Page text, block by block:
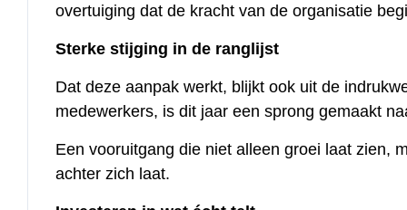
overtuiging dat de kracht van de organisatie
Sterke stijging in de ranglijst
Dat deze aanpak werkt, blijkt ook uit de
medewerkers, is dit jaar een sprong gemaakt
Een vooruitgang die niet alleen groei laat zien,
achter zich laat.